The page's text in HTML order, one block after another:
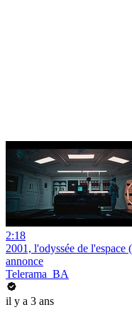
2:18
2001, l'odyssée de l'espace
annonce
Telerama_BA
il y a 3 ans